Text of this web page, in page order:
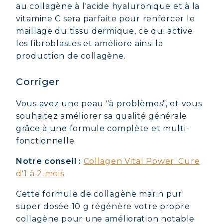
au collagène à l'acide hyaluronique et à la
vitamine C sera parfaite pour renforcer le
maillage du tissu dermique, ce qui active
les fibroblastes et améliore ainsi la
production de collagène.
Corriger
Vous avez une peau "à problèmes", et vous
souhaitez améliorer sa qualité générale
grâce à une formule complète et multi-
fonctionnelle.
Notre conseil : Collagen Vital Power. Cure
d'1 à 2 mois
Cette formule de collagène marin pur
super dosée 10 g régénère votre propre
collagène pour une amélioration notable